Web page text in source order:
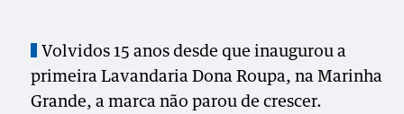
Volvidos 15 anos desde que inaugurou a
primeira Lavandaria Dona Roupa, na Marinha
Grande, a marca não parou de crescer.